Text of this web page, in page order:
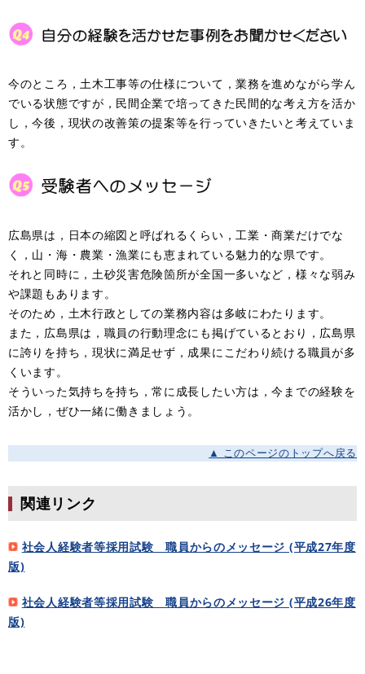
今のところ，土木工事等の仕様について，業務を進めながら学ん
でいる状態ですが，民間企業で培ってきた民間的な考え方を活か
し，今後，現状の改善策の提案等を行っていきたいと考えていま
す。
広島県は，日本の縮図と呼ばれるくらい，工業・商業だけでな
く，山・海・農業・漁業にも恵まれている魅力的な県です。
それと同時に，土砂災害危険箇所が全国一多いなど，様々な弱み
や課題もあります。
そのため，土木行政としての業務内容は多岐にわたります。
また，広島県は，職員の行動理念にも掲げているとおり，広島県
に誇りを持ち，現状に満足せず，成果にこだわり続ける職員が多
くいます。
そういった気持ちを持ち，常に成長したい方は，今までの経験を
活かし，ぜひ一緒に働きましょう。
▲ このページのトップへ戻る
関連リンク
社会人経験者等採用試験 職員からのメッセージ (平成27年度
版)
社会人経験者等採用試験 職員からのメッセージ (平成26年度
版)